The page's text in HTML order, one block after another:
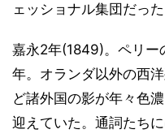
ェッショナル集団だった
嘉永2年(1849)。ペリー
年。オランダ以外の西
ど諸外国の影が年々色
迎えていた。通詞たち